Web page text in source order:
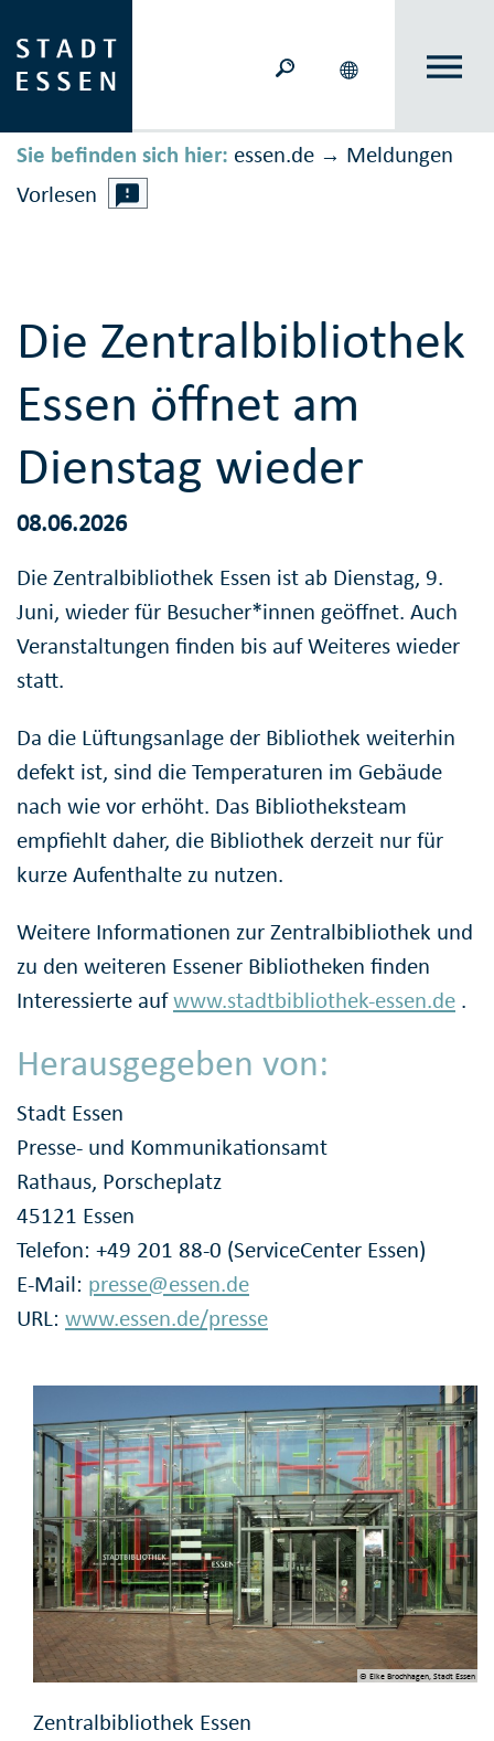
Sie befinden sich hier: essen.de → Meldungen
Vorlesen
Die Zentralbibliothek
Essen öffnet am
Dienstag wieder
08.06.2026
Die Zentralbibliothek Essen ist ab Dienstag, 9.
Juni, wieder für Besucher*innen geöffnet. Auch
Veranstaltungen finden bis auf Weiteres wieder
statt.
Da die Lüftungsanlage der Bibliothek weiterhin
defekt ist, sind die Temperaturen im Gebäude
nach wie vor erhöht. Das Bibliotheksteam
empfiehlt daher, die Bibliothek derzeit nur für
kurze Aufenthalte zu nutzen.
Weitere Informationen zur Zentralbibliothek und
zu den weiteren Essener Bibliotheken finden
Interessierte aufwww.stadtbibliothek-essen.de .
Herausgegeben von:
Stadt Essen
Presse- und Kommunikationsamt
Rathaus, Porscheplatz
45121 Essen
Telefon: +49 201 88-0 (ServiceCenter Essen)
E-Mail: presse@essen.de
URL: www.essen.de/presse
© Elke Brochhagen, Stadt Essen
Zentralbibliothek Essen